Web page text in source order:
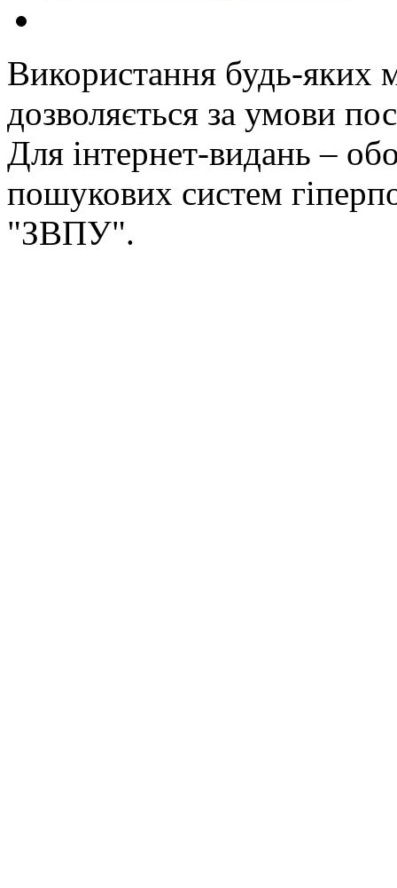
Використання будь-яких
дозволяється за умови
Для інтернет-видань –
пошукових систем
"ЗВПУ".